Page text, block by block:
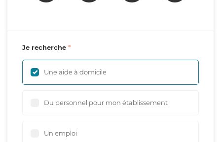
Je recherche
Une aide à domicile
Du personnel pour mon établissement
Un emploi